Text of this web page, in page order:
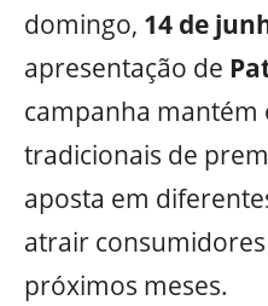
domingo, 14 de
apresentação de
campanha mantém
tradicionais de
aposta em
atrair
próximos meses.